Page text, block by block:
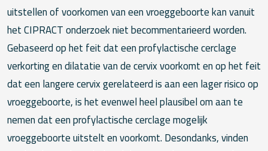
uitstellen of voorkomen van een vroeggeboorte kan vanuit
het CIPRACT onderzoek niet becommentarieerd worden.
Gebaseerd op het feit dat een profylactische cerclage
verkorting en dilatatie van de cervix voorkomt en op het feit
dat een langere cervix gerelateerd is aan een lager risico op
vroeggeboorte, is het evenwel heel plausibel om aan te
nemen dat een profylactische cerclage mogelijk
vroeggeboorte uitstelt en voorkomt. Desondanks, vinden